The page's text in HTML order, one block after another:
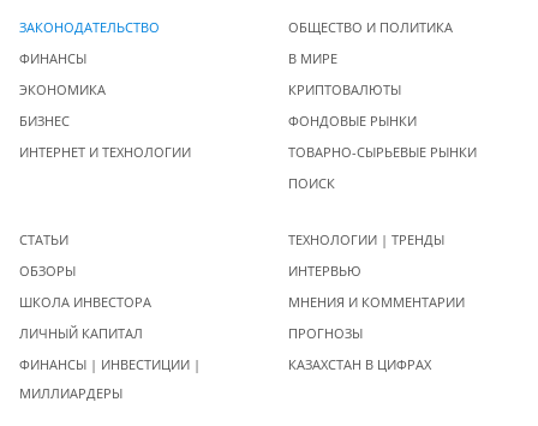
ЗАКОНОДАТЕЛЬСТВО
ФИНАНСЫ
ЭКОНОМИКА
БИЗНЕС
ИНТЕРНЕТ И ТЕХНОЛОГИИ
ОБЩЕСТВО И ПОЛИТИКА
В МИРЕ
КРИПТОВАЛЮТЫ
ФОНДОВЫЕ РЫНКИ
ТОВАРНО-СЫРЬЕВЫЕ РЫНКИ
ПОИСК
СТАТЬИ
ОБЗОРЫ
ШКОЛА ИНВЕСТОРА
ЛИЧНЫЙ КАПИТАЛ
ФИНАНСЫ | ИНВЕСТИЦИИ |
МИЛЛИАРДЕРЫ
ТЕХНОЛОГИИ | ТРЕНДЫ
ИНТЕРВЬЮ
МНЕНИЯ И КОММЕНТАРИИ
ПРОГНОЗЫ
КАЗАХСТАН В ЦИФРАХ